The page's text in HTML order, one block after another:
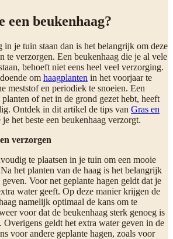
een beukenhaag?
in je tuin staan dan is het belangrijk om deze
te verzorgen. Een beukenhaag die je al vele
behoeft niet eens heel veel verzorging.
om haagplanten in het voorjaar te
meststof en periodiek te snoeien. Een
of net in de grond gezet hebt, heeft
Ontdek in dit artikel de tips van Gras en
het beste een beukenhaag verzorgt.
verzorgen
te plaatsen in je tuin om een mooie
het planten van de haag is het belangrijk
Voor net geplante hagen geldt dat je
water geeft. Op deze manier krijgen de
namelijk optimaal de kans om te
voor dat de beukenhaag sterk genoeg is
Overigens geldt het extra water geven in de
voor andere geplante hagen, zoals voor